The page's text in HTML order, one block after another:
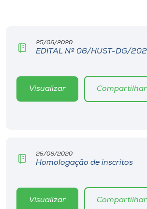
Editora
Store
25/06/2020
EDITAL Nº 06/HUST-DG/
Visualizar Compartilhar
25/06/2020
Homologação de inscritos
Visualizar Compartilhar